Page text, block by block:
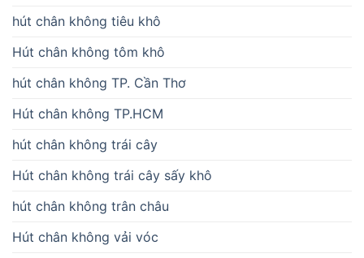
hút chân không tiêu khô
Hút chân không tôm khô
hút chân không TP. Cần Thơ
Hút chân không TP.HCM
hút chân không trái cây
Hút chân không trái cây sấy khô
hút chân không trân châu
Hút chân không vải vóc